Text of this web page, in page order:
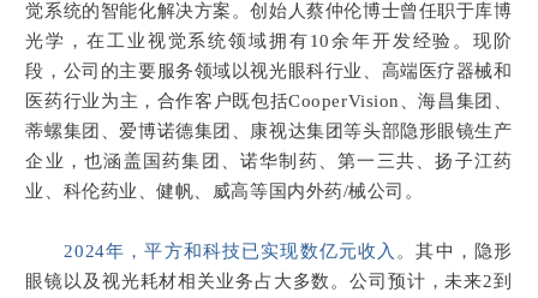
觉系统的智能化解决方案。创始人蔡仲伦博士曾任职于库博
光学，在工业视觉系统领域拥有10余年开发经验。现阶
段，公司的主要服务领域以视光眼科行业、高端医疗器械和
医药行业为主，合作客户既包括CooperVision、海昌集团、
蒂螺集团、爱博诺德集团、康视达集团等头部隐形眼镜生产
企业，也涵盖国药集团、诺华制药、第一三共、扬子江药
业、科伦药业、健帆、威高等国内外药/械公司。
2024年，平方和科技已实现数亿元收入。其中，隐形
眼镜以及视光耗材相关业务占大多数。公司预计，未来2到